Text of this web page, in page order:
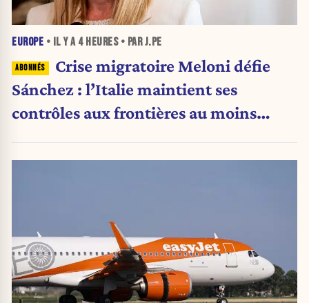
EUROPE • IL Y A 4 HEURES• PAR J.PE
Crise migratoire Meloni défie
Sánchez : l’Italie maintient ses
contrôles aux frontières au moins